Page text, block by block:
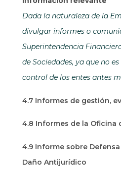
Dada la naturaleza de la
divulgar informes o
Superintendencia
de Sociedades, ya que no
control de los entes antes
4.7 Informes de gestión,
4.8 Informes de la Oficina
4.9 Informe sobre
Daño Antijurídico